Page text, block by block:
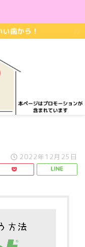
歯から！
2022年12月25日